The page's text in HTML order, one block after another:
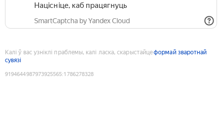
Націсніце, каб працягнуць
SmartCaptcha by Yandex Cloud
Калі ў вас узніклі праблемы, калі ласка, скарыстайцеформай зваротнай
сувязі
9194644987973925565:1786278328